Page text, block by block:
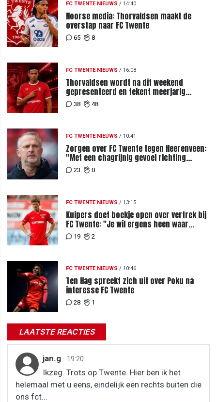
FC TWENTE NIEUWS / 14:40
Noorse media: Thorvaldsen maakt de
overstap naar FC Twente
65 8
FC TWENTE NIEUWS / 16:08
Thorvaldsen wordt na dit weekend
gepresenteerd en tekent meerjarig
contract bij FC Twente
38 48
FC TWENTE NIEUWS / 10:41
Zorgen over FC Twente tegen Heerenveen:
"Met een chagrijnig gevoel richting
Slowakije"
23 0
FC TWENTE NIEUWS / 13:15
Kuipers doet boekje open over vertrek bij
FC Twente: "Je wil ergens heen waar
mensen je waarderen"
19 2
FC TWENTE NIEUWS / 10:46
Ten Hag spreekt zich uit over Poku na
interesse FC Twente
28 1
LAATSTE REACTIES
jan.g · 19:20
Ikzeg. Trots op Twente. Hier ben ik het
helemaal met u eens, eindelijk een rechts buiten die
ons fct...